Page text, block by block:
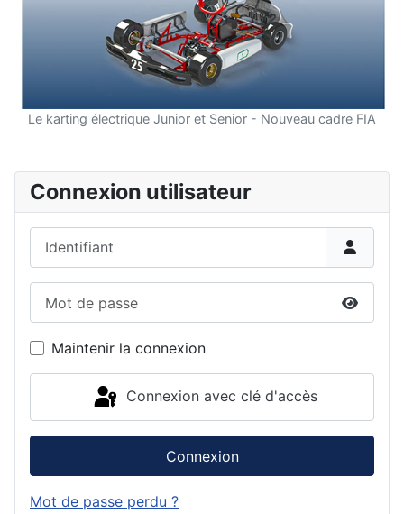
Connexion utilisateur
Maintenir la connexion
Connexion avec clé d'accès
Connexion
Mot de passe perdu ?
Le karting électrique Junior et Senior - Nouveau cadre FIA